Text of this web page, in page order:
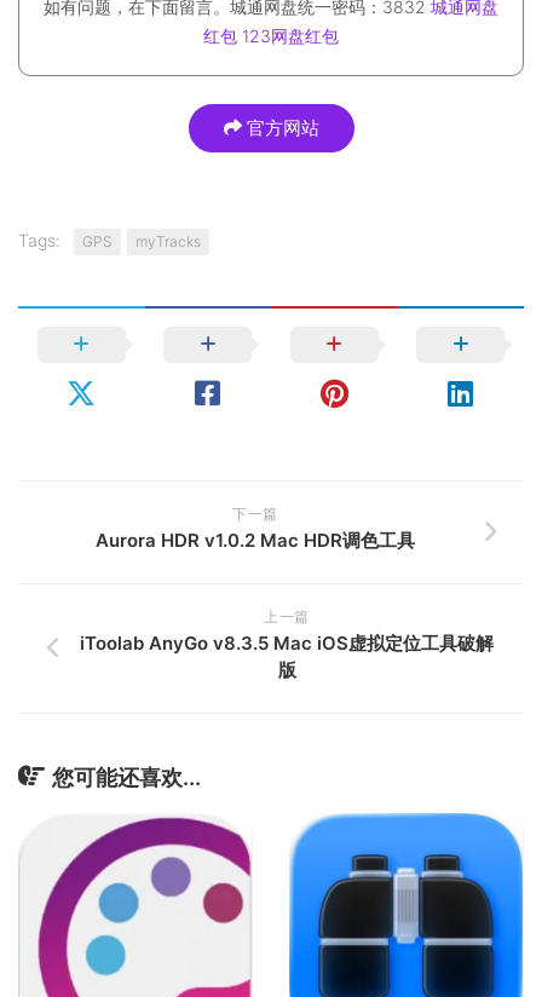
如有问题，在下面留言。城通网盘统一密码：3832 城通网盘
红包 123网盘红包
官方网站
Tags: GPS myTracks
下一篇
Aurora HDR v1.0.2 Mac HDR调色工具
上一篇
iToolab AnyGo v8.3.5 Mac iOS虚拟定位工具破解
版
您可能还喜欢...